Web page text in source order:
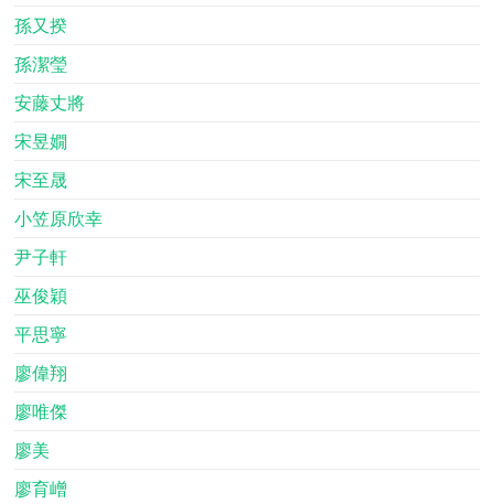
孫又揆
孫潔瑩
安藤丈將
宋昱嫺
宋至晟
小笠原欣幸
尹子軒
巫俊穎
平思寧
廖偉翔
廖唯傑
廖美
廖育嶒